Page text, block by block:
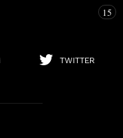
15
TWITTER